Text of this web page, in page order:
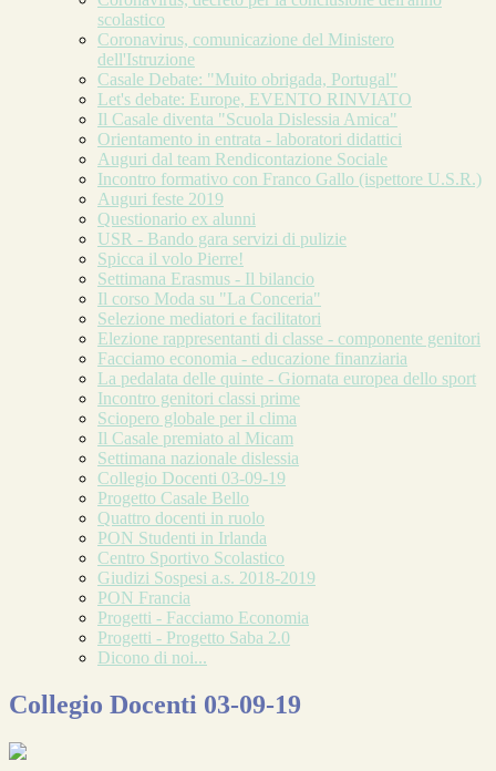
scolastico
Coronavirus, comunicazione del Ministero
dell'Istruzione
Casale Debate: "Muito obrigada, Portugal"
Let's debate: Europe, EVENTO RINVIATO
Il Casale diventa "Scuola Dislessia Amica"
Orientamento in entrata - laboratori didattici
Auguri dal team Rendicontazione Sociale
Incontro formativo con Franco Gallo (ispettore U.S.R.)
Auguri feste 2019
Questionario ex alunni
USR - Bando gara servizi di pulizie
Spicca il volo Pierre!
Settimana Erasmus - Il bilancio
Il corso Moda su "La Conceria"
Selezione mediatori e facilitatori
Elezione rappresentanti di classe - componente genitori
Facciamo economia - educazione finanziaria
La pedalata delle quinte - Giornata europea dello sport
Incontro genitori classi prime
Sciopero globale per il clima
Il Casale premiato al Micam
Settimana nazionale dislessia
Collegio Docenti 03-09-19
Progetto Casale Bello
Quattro docenti in ruolo
PON Studenti in Irlanda
Centro Sportivo Scolastico
Giudizi Sospesi a.s. 2018-2019
PON Francia
Progetti - Facciamo Economia
Progetti - Progetto Saba 2.0
Dicono di noi...
Collegio Docenti 03-09-19